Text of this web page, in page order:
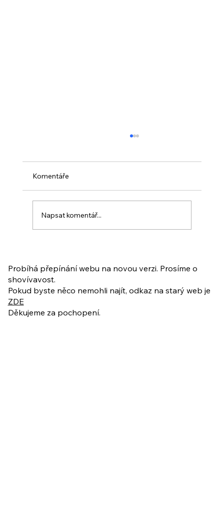
ukázkové lekce
Komentáře
Napsat komentář...
Probíhá přepínání webu na novou verzi. Prosíme o
shovívavost.
Pokud byste něco nemohli najít, odkaz na starý web je
ZDE
Děkujeme za pochopení.